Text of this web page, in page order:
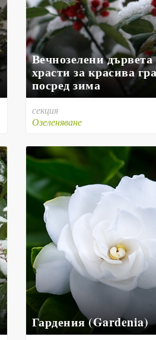
Вечнозелени дървета
храсти за красива
посред зима
секция
Озеленяване
Гардения (Gardenia)